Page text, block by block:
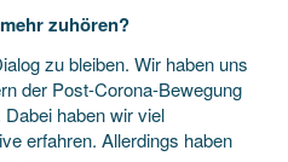
zuhören?
zu bleiben. Wir haben uns
der Post-Corona-Bewegung
haben wir viel
erfahren. Allerdings haben